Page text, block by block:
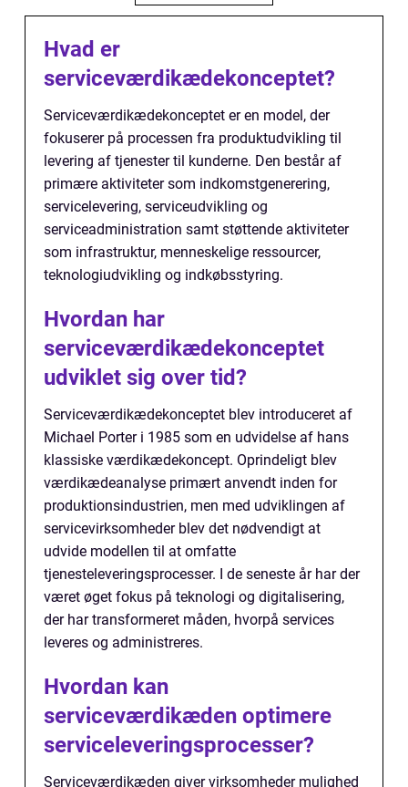
Hvad er
serviceværdikædekonceptet?
Serviceværdikædekonceptet er en model, der
fokuserer på processen fra produktudvikling til
levering af tjenester til kunderne. Den består af
primære aktiviteter som indkomstgenerering,
servicelevering, serviceudvikling og
serviceadministration samt støttende aktiviteter
som infrastruktur, menneskelige ressourcer,
teknologiudvikling og indkøbsstyring.
Hvordan har
serviceværdikædekonceptet
udviklet sig over tid?
Serviceværdikædekonceptet blev introduceret af
Michael Porter i 1985 som en udvidelse af hans
klassiske værdikædekoncept. Oprindeligt blev
værdikædeanalyse primært anvendt inden for
produktionsindustrien, men med udviklingen af
servicevirksomheder blev det nødvendigt at
udvide modellen til at omfatte
tjenesteleveringsprocesser. I de seneste år har der
været øget fokus på teknologi og digitalisering,
der har transformeret måden, hvorpå services
leveres og administreres.
Hvordan kan
serviceværdikæden optimere
serviceleveringsprocesser?
Serviceværdikæden giver virksomheder mulighed